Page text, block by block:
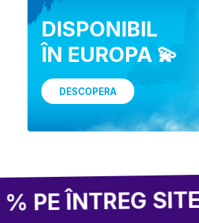
DISPONIBIL
ÎN EUROPA 💫
DESCOPERA
SITE-UL!